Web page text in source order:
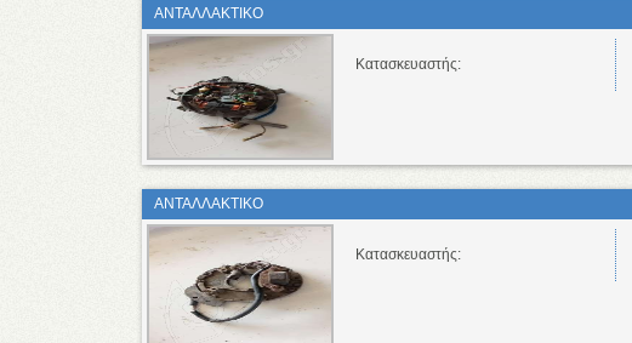
ΑΝΤΑΛΛΑΚΤΙΚΟ
Κατασκευαστής:
ΑΝΤΑΛΛΑΚΤΙΚΟ
Κατασκευαστής: